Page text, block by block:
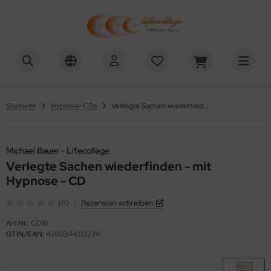
Startseite Hypnose-CDs Verlegte Sachen wiederfinden - mit Hypnose - CD
Michael Bauer - Lifecollege
Verlegte Sachen wiederfinden - mit
Hypnose - CD
(0) Rezension schreiben
Art.Nr.: CD16
GTIN/EAN: 4260344310234